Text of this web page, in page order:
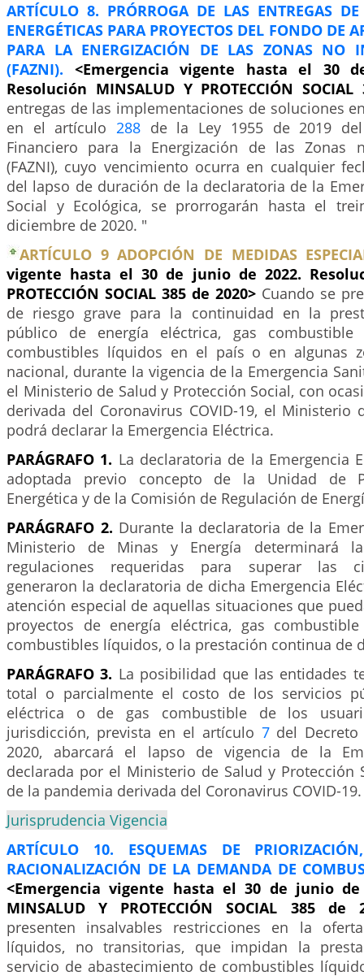
ARTÍCULO 8. PRÓRROGA DE LAS ENTREGAS
ENERGÉTICAS PARA PROYECTOS DEL FONDO DE
PARA LA ENERGIZACIÓN DE LAS ZONAS NO
(FAZNI). <Emergencia vigente hasta el 30
Resolución MINSALUD Y PROTECCIÓN
entregas de las implementaciones de soluciones
en el artículo288 de la Ley 1955 de 2019
Financiero para la Energización de las Zonas
(FAZNI), cuyo vencimiento ocurra en cualquier
del lapso de duración de la declaratoria de la
Social y Ecológica, se prorrogarán hasta el
diciembre de 2020. "
ARTÍCULO 9 ADOPCIÓN DE MEDIDAS
vigente hasta el 30 de junio de 2022.
PROTECCIÓN SOCIAL 385 de 2020> Cuando se
de riesgo grave para la continuidad en la
público de energía eléctrica, gas
combustibles líquidos en el país o en algunas
nacional, durante la vigencia de la Emergencia
el Ministerio de Salud y Protección Social, con
derivada del Coronavirus COVID-19, el Ministerio
podrá declarar la Emergencia Eléctrica.
PARÁGRAFO 1. La declaratoria de la Emergencia
adoptada previo concepto de la Unidad de
Energética y de la Comisión de Regulación de
PARÁGRAFO 2. Durante la declaratoria de la
Ministerio de Minas y Energía determinará
regulaciones requeridas para superar las
generaron la declaratoria de dicha Emergencia
atención especial de aquellas situaciones que
proyectos de energía eléctrica, gas
combustibles líquidos, o la prestación continua de
PARÁGRAFO 3. La posibilidad que las entidades
total o parcialmente el costo de los servicios
eléctrica o de gas combustible de los
jurisdicción, prevista en el artículo 7del Decreto
2020, abarcará el lapso de vigencia de la
declarada por el Ministerio de Salud y Protección
de la pandemia derivada del Coronavirus COVID-19.
Jurisprudencia Vigencia
ARTÍCULO 10. ESQUEMAS DE
RACIONALIZACIÓN DE LA DEMANDA DE
<Emergencia vigente hasta el 30 de junio de
MINSALUD Y PROTECCIÓN SOCIAL 385 de
presenten insalvables restricciones en la
líquidos, no transitorias, que impidan la
servicio de abastecimiento de combustibles